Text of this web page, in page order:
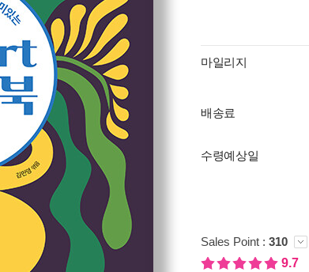
마일리지
배송료
수령예상일
Sales Point : 310
9.7